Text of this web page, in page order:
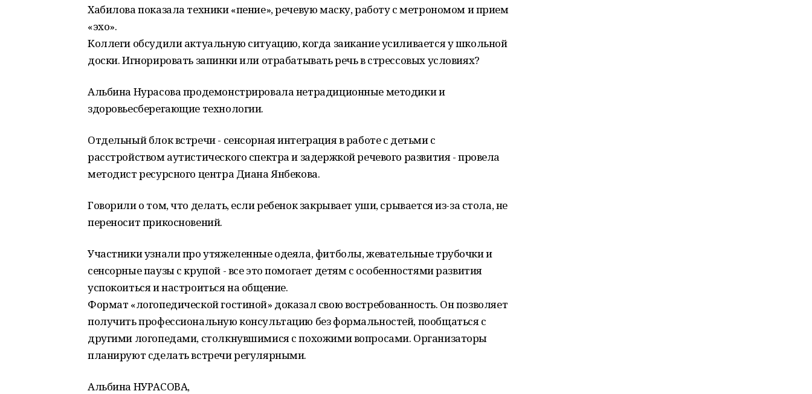
Хабилова показала техники «пение», речевую маску, работу с метрономом и прием
«эхо».
Коллеги обсудили актуальную ситуацию, когда заикание усиливается у школьной
доски. Игнорировать запинки или отрабатывать речь в стрессовых условиях?
Альбина Нурасова продемонстрировала нетрадиционные методики и
здоровьесберегающие технологии.
Отдельный блок встречи - сенсорная интеграция в работе с детьми с
расстройством аутистического спектра и задержкой речевого развития - провела
методист ресурсного центра Диана Янбекова.
Говорили о том, что делать, если ребенок закрывает уши, срывается из-за стола, не
переносит прикосновений.
Участники узнали про утяжеленные одеяла, фитболы, жевательные трубочки и
сенсорные паузы с крупой - все это помогает детям с особенностями развития
успокоиться и настроиться на общение.
Формат «логопедической гостиной» доказал свою востребованность. Он позволяет
получить профессиональную консультацию без формальностей, пообщаться с
другими логопедами, столкнувшимися с похожими вопросами. Организаторы
планируют сделать встречи регулярными.
Альбина НУРАСОВА,